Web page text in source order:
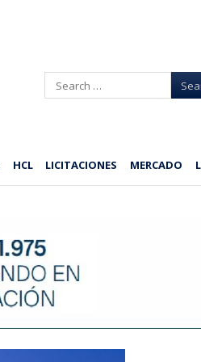
Search
HCL LICITACIONES MERCADO